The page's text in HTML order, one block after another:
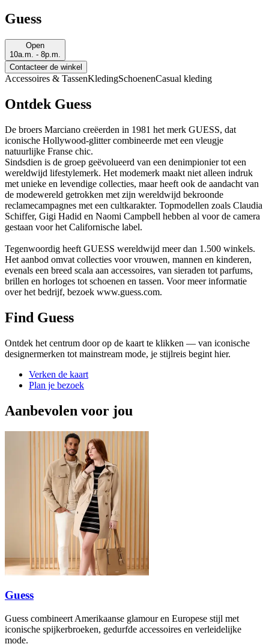
Guess
Open
10a.m. - 8p.m.
Contacteer de winkel
Accessoires & TassenKledingSchoenenCasual kleding
Ontdek Guess
De broers Marciano creëerden in 1981 het merk GUESS, dat
iconische Hollywood-glitter combineerde met een vleugje
natuurlijke Franse chic.
Sindsdien is de groep geëvolueerd van een denimpionier tot een
wereldwijd lifestylemerk. Het modemerk maakt niet alleen indruk
met unieke en levendige collecties, maar heeft ook de aandacht van
de modewereld getrokken met zijn wereldwijd bekroonde
reclamecampagnes met een cultkarakter. Topmodellen zoals Claudia
Schiffer, Gigi Hadid en Naomi Campbell hebben al voor de camera
gestaan voor het Californische label.
Tegenwoordig heeft GUESS wereldwijd meer dan 1.500 winkels.
Het aanbod omvat collecties voor vrouwen, mannen en kinderen,
evenals een breed scala aan accessoires, van sieraden tot parfums,
brillen en horloges tot schoenen en tassen. Voor meer informatie
over het bedrijf, bezoek www.guess.com.
Find Guess
Ontdek het centrum door op de kaart te klikken — van iconische
designermerken tot mainstream mode, je stijlreis begint hier.
Verken de kaart
Plan je bezoek
Aanbevolen voor jou
Guess
Guess combineert Amerikaanse glamour en Europese stijl met
iconische spijkerbroeken, gedurfde accessoires en verleidelijke
mode.